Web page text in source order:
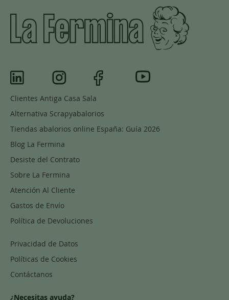
Clientes Antiga Casa Sala
Alternativa Scrapyabalorios
Tiendas abalorios online España: Guía 2026
Blog La Fermina
Desiste del Contrato
Sobre La Fermina
Atención Al Cliente
Gastos de Envío
Política de Devoluciones
Privacidad de Datos
Políticas de Cookies
Contáctanos
¿Necesitas ayuda?